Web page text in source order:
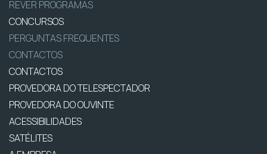
REVER PROGRAMAS
CONCURSOS
PERGUNTAS FREQUENTES
CONTACTOS
CONTACTOS
PROVEDORA DO TELESPECTADOR
PROVEDORA DO OUVINTE
ACESSIBILIDADES
SATÉLITES